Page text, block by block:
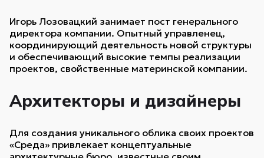
Игорь Лозовацкий занимает пост генерального
директора компании. Опытный управленец,
координирующий деятельность новой структуры
и обеспечивающий высокие темпы реализации
проектов, свойственные материнской компании.
Архитекторы и дизайнеры
Для создания уникального облика своих проектов
«Среда» привлекает концептуальные